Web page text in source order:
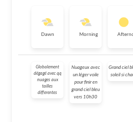
Dawn Morning
Globalement
dégagé avec qq
nuages aux
tailles
differentes
Nuageux avec
un léger voile
pour finir en
grand ciel bleu
vers 10h30
Grand ciel
soleil si